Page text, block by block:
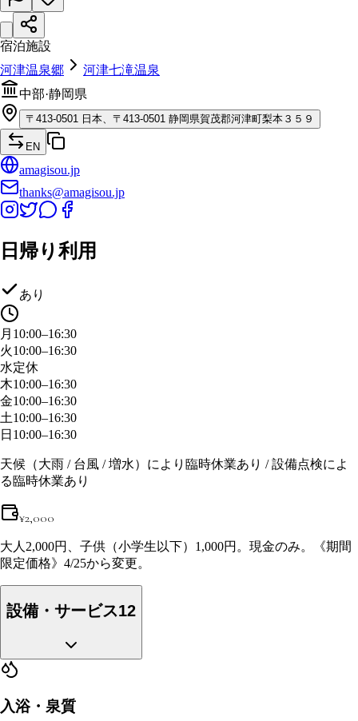
宿泊施設
河津温泉郷
河津七滝温泉
中部·静岡県
〒 413-0501 日本、〒413-0501 静岡県賀茂郡河津町梨本３５９
EN
amagisou.jp
thanks@amagisou.jp
日帰り利用
あり
月 10:00–16:30
火10:00–16:30
水定休
木10:00–16:30
金10:00–16:30
土10:00–16:30
日 10:00–16:30
天候（大雨 / 台風 / 増水）により臨時休業あり / 設備点検によ
る臨時休業あり
¥2,000
大人2,000円、子供（小学生以下）1,000円。現金のみ。《期間
限定価格》4/25から変更。
設備・サービス12
入浴・泉質